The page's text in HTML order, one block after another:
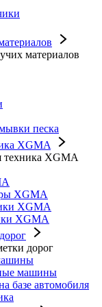
материалов
песка
XGMA
техника XGMA
XGMA
XGMA
XGMA
дорог
машины
базе автомобиля